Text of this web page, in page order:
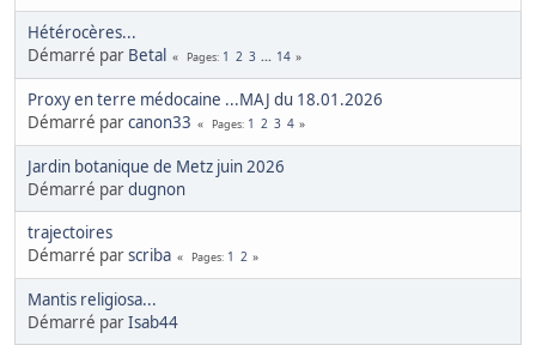
Hétérocères...
Démarré par Betal Pages 1 2 3 ... 14
Proxy en terre médocaine ...MAJ du 18.01.2026
Démarré parcanon33 Pages 1 2 3 4
Jardin botanique de Metz juin 2026
Démarré pardugnon
trajectoires
Démarré parscriba Pages 1 2
Mantis religiosa...
Démarré parIsab44